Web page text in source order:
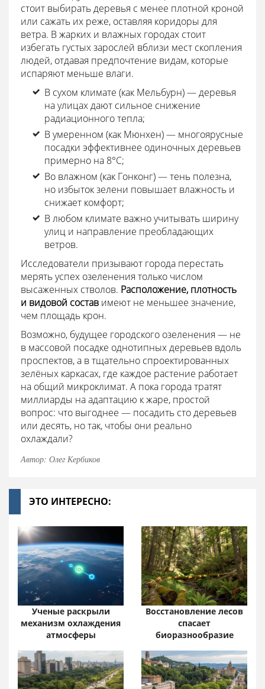
стоит выбирать деревья с менее плотной кроной
или сажать их реже, оставляя коридоры для
ветра. В жарких и влажных городах стоит
избегать густых зарослей вблизи мест скопления
людей, отдавая предпочтение видам, которые
испаряют меньше влаги.
В сухом климате (как Мельбурн) — деревья
на улицах дают сильное снижение
радиационного тепла;
В умеренном (как Мюнхен) — многоярусные
посадки эффективнее одиночных деревьев
примерно на 8°C;
Во влажном (как Гонконг) — тень полезна,
но избыток зелени повышает влажность и
снижает комфорт;
В любом климате важно учитывать ширину
улиц и направление преобладающих
ветров.
Исследователи призывают города перестать
мерять успех озеленения только числом
высаженных стволов. Расположение, плотность
и видовой состав имеют не меньшее значение,
чем площадь крон.
Возможно, будущее городского озеленения — не
в массовой посадке однотипных деревьев вдоль
проспектов, а в тщательно спроектированных
зелёных каркасах, где каждое растение работает
на общий микроклимат. А пока города тратят
миллиарды на адаптацию к жаре, простой
вопрос: что выгоднее — посадить сто деревьев
или десять, но так, чтобы они реально
охлаждали?
Автор: Олег Кербиков
ЭТО ИНТЕРЕСНО:
Ученые раскрыли
механизм охлаждения
атмосферы
Восстановление лесов
спасает
биоразнообразие